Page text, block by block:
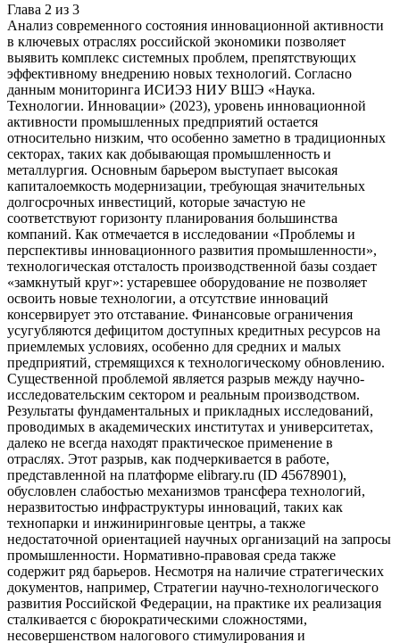
Глава 2 из 3
Анализ современного состояния инновационной активности
в ключевых отраслях российской экономики позволяет
выявить комплекс системных проблем, препятствующих
эффективному внедрению новых технологий. Согласно
данным мониторинга ИСИЭЗ НИУ ВШЭ «Наука.
Технологии. Инновации» (2023), уровень инновационной
активности промышленных предприятий остается
относительно низким, что особенно заметно в традиционных
секторах, таких как добывающая промышленность и
металлургия. Основным барьером выступает высокая
капиталоемкость модернизации, требующая значительных
долгосрочных инвестиций, которые зачастую не
соответствуют горизонту планирования большинства
компаний. Как отмечается в исследовании «Проблемы и
перспективы инновационного развития промышленности»,
технологическая отсталость производственной базы создает
«замкнутый круг»: устаревшее оборудование не позволяет
освоить новые технологии, а отсутствие инноваций
консервирует это отставание. Финансовые ограничения
усугубляются дефицитом доступных кредитных ресурсов на
приемлемых условиях, особенно для средних и малых
предприятий, стремящихся к технологическому обновлению.
Существенной проблемой является разрыв между научно-
исследовательским сектором и реальным производством.
Результаты фундаментальных и прикладных исследований,
проводимых в академических институтах и университетах,
далеко не всегда находят практическое применение в
отраслях. Этот разрыв, как подчеркивается в работе,
представленной на платформе elibrary.ru (ID 45678901),
обусловлен слабостью механизмов трансфера технологий,
неразвитостью инфраструктуры инноваций, таких как
технопарки и инжиниринговые центры, а также
недостаточной ориентацией научных организаций на запросы
промышленности. Нормативно-правовая среда также
содержит ряд барьеров. Несмотря на наличие стратегических
документов, например, Стратегии научно-технологического
развития Российской Федерации, на практике их реализация
сталкивается с бюрократическими сложностями,
несовершенством налогового стимулирования и